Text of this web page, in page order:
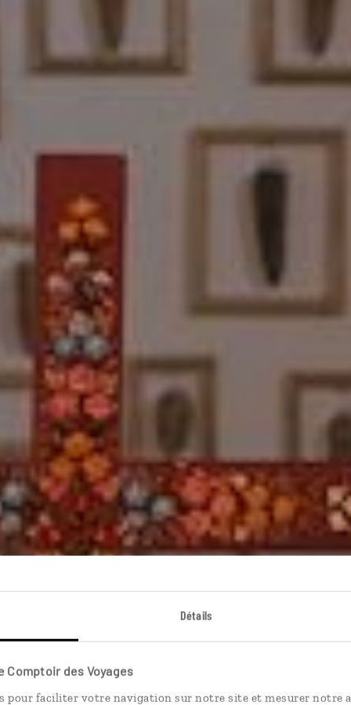
Détails
Comptoir des Voyages
pour faciliter votre navigation sur notre site et mesurer notre
Voyage